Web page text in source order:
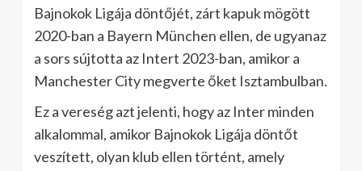
Bajnokok Ligája döntőjét, zárt kapuk mögött
2020-ban a Bayern München ellen, de ugyanaz
a sors sújtotta az Intert 2023-ban, amikor a
Manchester City megverte őket Isztambulban.
Ez a vereség azt jelenti, hogy az Inter minden
alkalommal, amikor Bajnokok Ligája döntőt
veszített, olyan klub ellen történt, amely